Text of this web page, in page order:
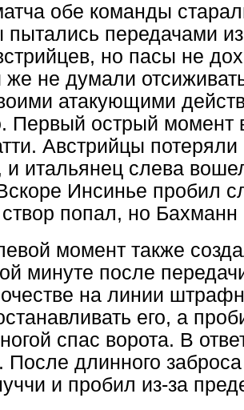
обе команды
передачами из
но пасы не
не думали
атакующими
Первый острый момент
Австрийцы
итальянец слева
Инсинье пробил
попал, но Бахманн
момент также
минуте после
на линии
его, а
спас ворота. В
После длинного
и пробил из-за